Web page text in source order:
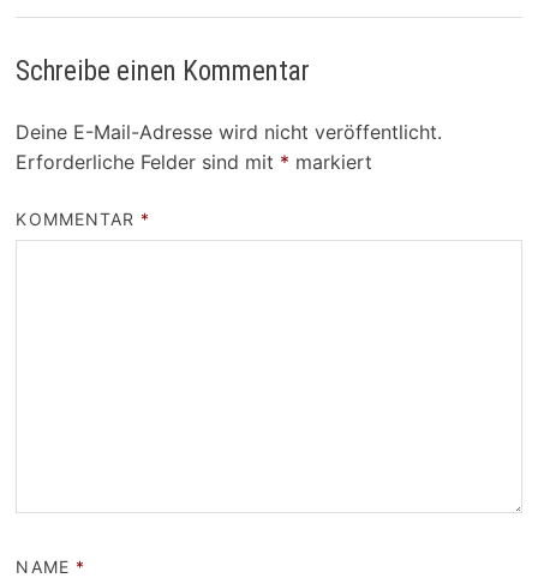
Schreibe einen Kommentar
Deine E-Mail-Adresse wird nicht veröffentlicht.
Erforderliche Felder sind mit * markiert
KOMMENTAR *
NAME *